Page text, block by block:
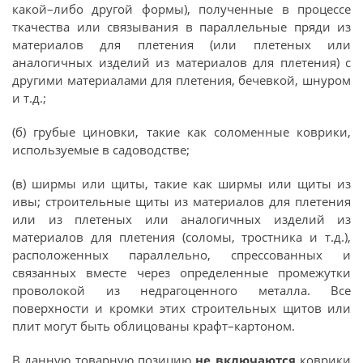
какой–либо другой формы), полученные в процессе
ткачества или связывания в параллельные пряди из
материалов для плетения (или плетеных или
аналогичных изделий из материалов для плетения) с
другими материалами для плетения, бечевкой, шнуром
и т.д.;
(б) грубые циновки, такие как соломенные коврики,
используемые в садоводстве;
(в) ширмы или щиты, такие как ширмы или щиты из
ивы; строительные щиты из материалов для плетения
или из плетеных или аналогичных изделий из
материалов для плетения (соломы, тростника и т.д.),
расположенных параллельно, спрессованных и
связанных вместе через определенные промежутки
проволокой из недрагоценного металла. Все
поверхности и кромки этих строительных щитов или
плит могут быть облицованы крафт–картоном.
В данную товарную позицию не включаются коврики